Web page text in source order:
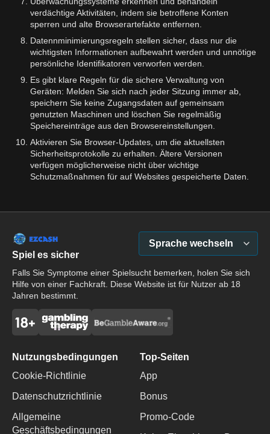
verdächtige Aktivitäten, indem sie betroffene Konten
sperren und alte Browserartefakte entfernen.
Datennminimierungsregeln stellen sicher, dass nur die
wichtigsten Informationen aufbewahrt werden und unnötige
persönliche Identifikatoren verworfen werden.
Es gibt klare Regeln für die sichere Verwaltung von
Geräten: Melden Sie sich nach jeder Sitzung immer ab,
speichern Sie keine Zugangsdaten auf gemeinsam
genutzten Maschinen und löschen Sie regelmäßig
Speichereinträge aus den Browsereinstellungen.
Aktivieren Sie Browser-Updates, um die aktuellsten
Sicherheitsprotokolle zu erhalten. Ältere Versionen
verfügen möglicherweise nicht über wichtige
Schutzmaßnahmen für auf Websites gespeicherte Daten.
Spiel es sicher
Falls Sie Symptome einer Spielsucht bemerken, holen Sie sich
Hilfe von einer Fachkraft. Diese Website ist für Nutzer ab 18
Jahren bestimmt.
Sprache wechseln
Nutzungsbedingungen
Cookie-Richtlinie
Datenschutzrichtlinie
Allgemeine
Geschäftsbedingungen
Top-Seiten
App
Bonus
Promo-Code